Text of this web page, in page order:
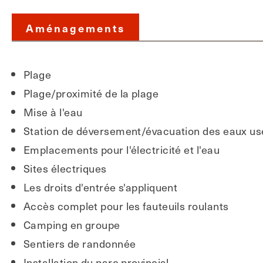
Aménagements
Plage
Plage/proximité de la plage
Mise à l'eau
Station de déversement/évacuation des eaux
Emplacements pour l'électricité et l'eau
Sites électriques
Les droits d'entrée s'appliquent
Accès complet pour les fauteuils roulants
Camping en groupe
Sentiers de randonnée